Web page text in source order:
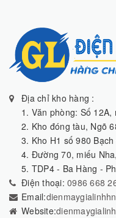
Địa chỉ kho hàng :
1. Văn phòng: Số
2. Kho đóng tàu, Ngõ
3. Kho H1 số 980
4. Đường 70, miếu
5. TDP4 - Ba Hàng -
Điện thoại: 0986 668
Email:
Website: